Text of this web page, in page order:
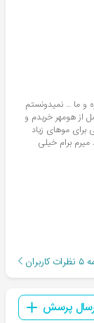
و ما … نمیدونستم
از هومهر خریدم و
برای موهای زیاد
برام خیلی
۵ نظرات کاربران
پرسش